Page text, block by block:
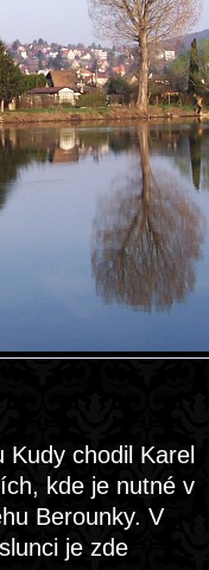
chodil Karel
kde je nutné v
Berounky. V
je zde